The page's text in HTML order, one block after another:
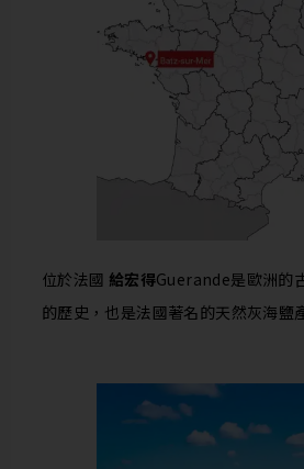
位於法國 給宏得Guerande是歐洲的
的歷史，也是法國著名的天然灰海鹽